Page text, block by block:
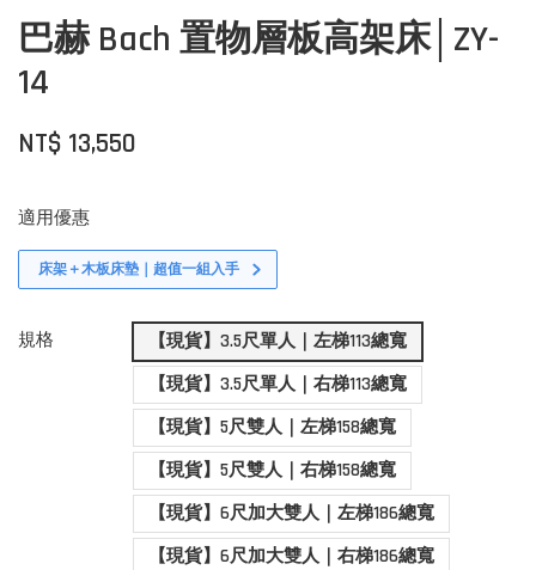
巴赫 Bach 置物層板高架床│ZY-
14
NT$ 13,550
適用優惠
床架＋木板床墊｜超值一組入手
規格
【現貨】3.5尺單人｜左梯113總寬
【現貨】3.5尺單人｜右梯113總寬
【現貨】5尺雙人｜左梯158總寬
【現貨】5尺雙人｜右梯158總寬
【現貨】6尺加大雙人｜左梯186總寬
【現貨】6尺加大雙人｜右梯186總寬